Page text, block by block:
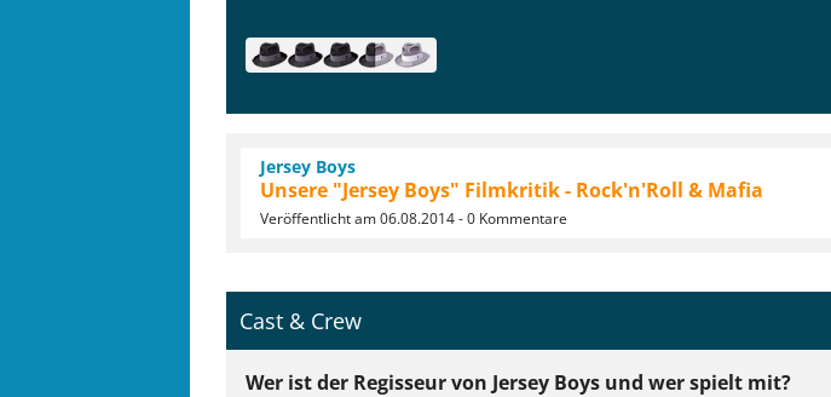
Jersey Boys
Unsere "Jersey Boys" Filmkritik - Rock'n'Roll & Mafia
Veröffentlicht am 06.08.2014 - 0 Kommentare
Cast & Crew
Wer ist der Regisseur von Jersey Boys und wer spielt mit?